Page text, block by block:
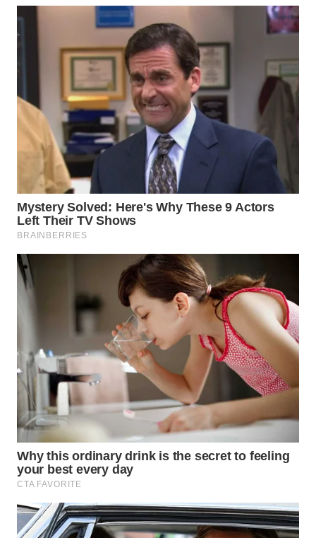
BORNEO
Media
Group
WAHANA
NEWS
WAHANA
TANI
WAHANA
INFRASTRUKTUR
WAHANA
KONSUMEN
WAHANA
LISTRIK
WAHANA
TRAVEL
WAHANA
TV